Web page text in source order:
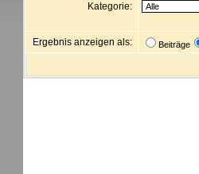
Kategorie:
Ergebnis anzeigen als: Beiträge